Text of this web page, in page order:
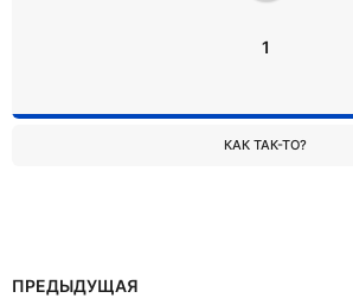
1
КАК ТАК-ТО?
ПРЕДЫДУЩАЯ